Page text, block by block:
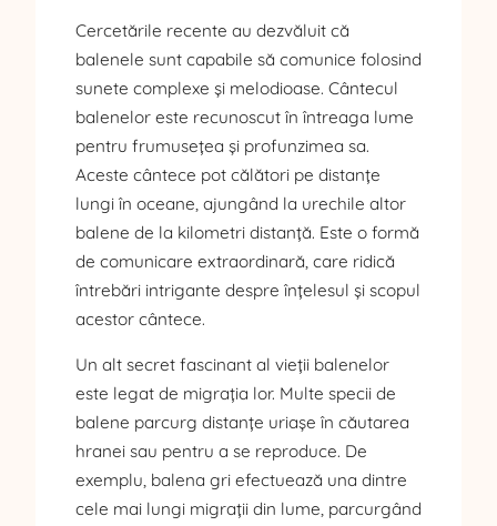
Cercetările recente au dezvăluit că
balenele sunt capabile să comunice folosind
sunete complexe și melodioase. Cântecul
balenelor este recunoscut în întreaga lume
pentru frumusețea și profunzimea sa.
Aceste cântece pot călători pe distanțe
lungi în oceane, ajungând la urechile altor
balene de la kilometri distanță. Este o formă
de comunicare extraordinară, care ridică
întrebări intrigante despre înțelesul și scopul
acestor cântece.
Un alt secret fascinant al vieții balenelor
este legat de migrația lor. Multe specii de
balene parcurg distanțe uriașe în căutarea
hranei sau pentru a se reproduce. De
exemplu, balena gri efectuează una dintre
cele mai lungi migrații din lume, parcurgând